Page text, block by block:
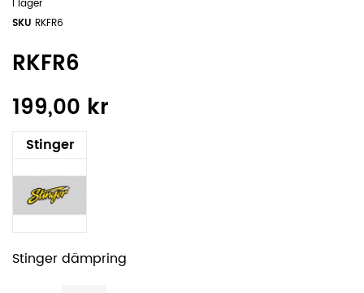
I lager
SKU RKFR6
RKFR6
199,00 kr
Stinger
Stinger dämpring